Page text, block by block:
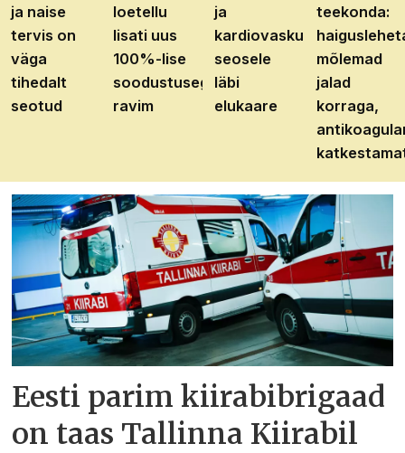
ja naise
tervis on
väga
tihedalt
seotud
loetellu
lisati uus
100%-lise
soodustusega
ravim
ja
kardiovaskulaarhaiguste
seosele
läbi
elukaare
teekonda:
mõlemad
jalad
korraga,
Eesti parim kiirabibrigaad
on taas Tallinna Kiirabil